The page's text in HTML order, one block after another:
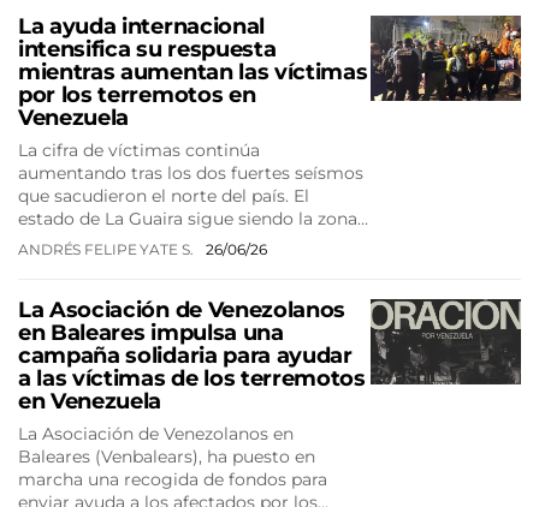
La ayuda internacional
intensifica su respuesta
mientras aumentan las víctimas
por los terremotos en
Venezuela
La cifra de víctimas continúa
aumentando tras los dos fuertes seísmos
que sacudieron el norte del país. El
estado de La Guaira sigue siendo la zona…
ANDRÉS FELIPE YATE S. 26/06/26
La Asociación de Venezolanos
en Baleares impulsa una
campaña solidaria para ayudar
a las víctimas de los terremotos
en Venezuela
La Asociación de Venezolanos en
Baleares (Venbalears), ha puesto en
marcha una recogida de fondos para
enviar ayuda a los afectados por los…